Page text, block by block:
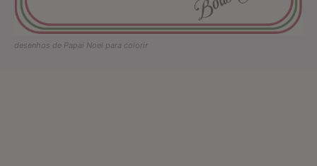
desenhos de Papai Noel para colorir